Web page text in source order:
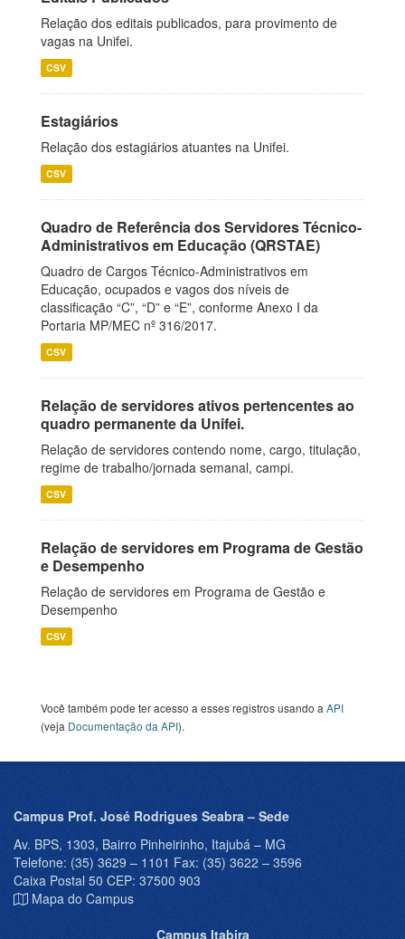
Relação dos editais publicados, para provimento de
vagas na Unifei.
CSV
Estagiários
Relação dos estagiários atuantes na Unifei.
CSV
Quadro de Referência dos Servidores Técnico-
Administrativos em Educação (QRSTAE)
Quadro de Cargos Técnico-Administrativos em
Educação, ocupados e vagos dos níveis de
classificação “C”, “D” e “E”, conforme Anexo I da
Portaria MP/MEC nº 316/2017.
CSV
Relação de servidores ativos pertencentes ao
quadro permanente da Unifei.
Relação de servidores contendo nome, cargo, titulação,
regime de trabalho/jornada semanal, campi.
CSV
Relação de servidores em Programa de Gestão
e Desempenho
Relação de servidores em Programa de Gestão e
Desempenho
CSV
Você também pode ter acesso a esses registros usando a API
(veja Documentação da API).
Campus Prof. José Rodrigues Seabra – Sede
Av. BPS, 1303, Bairro Pinheirinho, Itajubá – MG
Telefone: (35) 3629 – 1101 Fax: (35) 3622 – 3596
Caixa Postal 50 CEP: 37500 903
Mapa do Campus
Campus Itabira